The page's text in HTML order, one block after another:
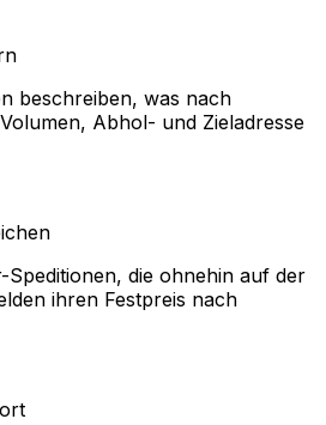
beschreiben, was nach
Abhol- und Zieladresse
Speditionen, die ohnehin auf der
ihren Festpreis nach